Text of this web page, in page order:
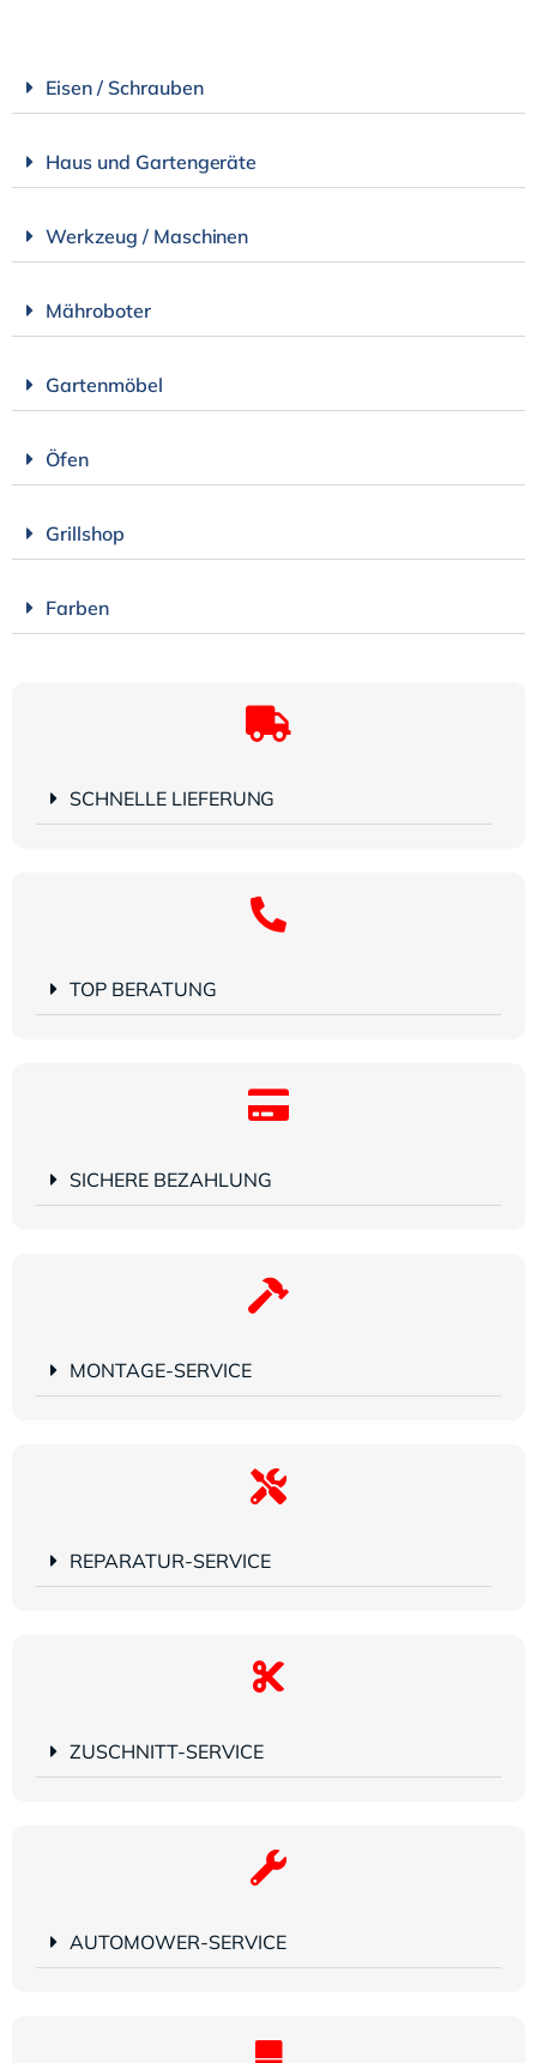
Eisen / Schrauben
Haus und Gartengeräte
Werkzeug / Maschinen
Mähroboter
Gartenmöbel
Öfen
Grillshop
Farben
SCHNELLE LIEFERUNG
TOP BERATUNG
SICHERE BEZAHLUNG
MONTAGE-SERVICE
REPARATUR-SERVICE
ZUSCHNITT-SERVICE
AUTOMOWER-SERVICE